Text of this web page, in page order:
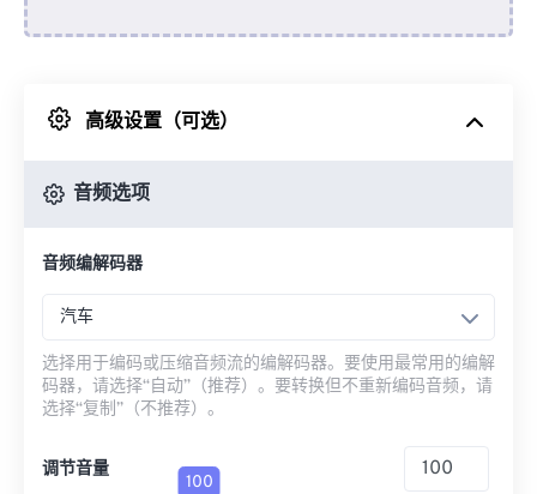
来自 Google Drive
高级设置（可选）
音频选项
音频编解码器
汽车
选择用于编码或压缩音频流的编解码器。要使用最常用的编解
码器，请选择“自动”（推荐）。要转换但不重新编码音频，请
选择“复制”（不推荐）。
调节音量
100